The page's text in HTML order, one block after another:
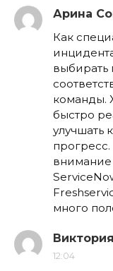
Арина
Как
выбирать
команды.
быстро
улучшать
внимание
много
12:04